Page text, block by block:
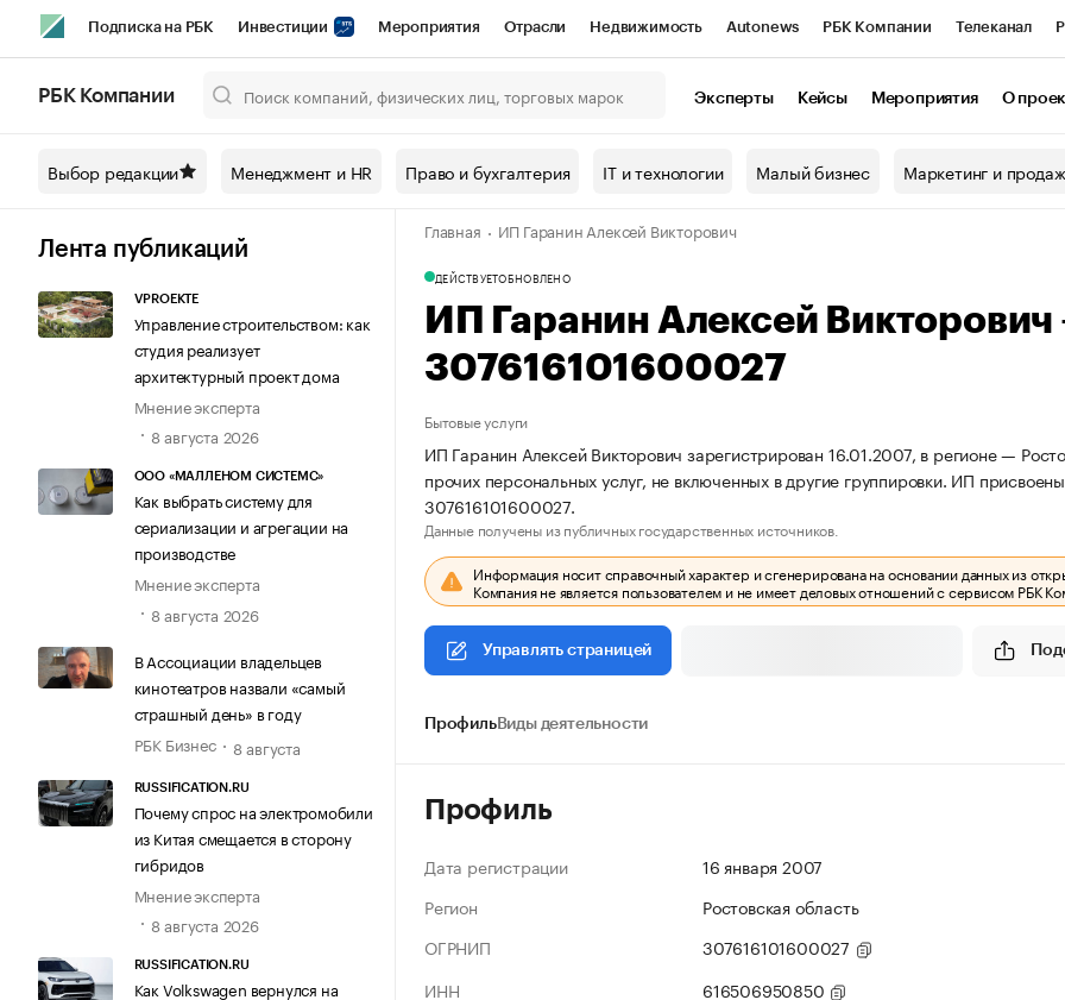
Подписка на РБК Инвестиции Мероприятия Отрасли Недвижимость Autonews РБК Компании Телеканал
Спецпроекты СПб Конференции СПб Спецпроекты Проверка контрагентов
Технологии и медиа Рынок наличной валюты
РБК Компании Эксперты Кейсы Мероприятия О
Выбор редакции Менеджмент и HR Право и бухгалтерия IT и технологии Малый бизнес Маркетинг и
Лента публикаций
VPROEKTE
Управление строительством: как
студия реализует
архитектурный проект дома
Мнение эксперта
8 августа 2026
ООО «МАЛЛЕНОМ СИСТЕМС»
Как выбрать систему для
сериализации и агрегации на
производстве
Мнение эксперта
8 августа 2026
В Ассоциации владельцев
кинотеатров назвали «самый
страшный день» в году
РБК Бизнес
8 августа
RUSSIFICATION.RU
Почему спрос на электромобили
из Китая смещается в сторону
гибридов
Мнение эксперта
8 августа 2026
RUSSIFICATION.RU
Как Volkswagen вернулся на
Главная ИП Гаранин Алексей Викторович
ДЕЙСТВУЕТОБНОВЛЕНО
ИП Гаранин Алексей
307616101600027
Бытовые услуги
ИП Гаранин Алексей Викторович зарегистрирован 16.01.2007, в регионе —
прочих персональных услуг, не включенных в другие группировки. ИП
307616101600027.
Данные получены из публичных государственных источников.
Информация носит справочный характер и сгенерирована на основании данных из
Компания не является пользователем и не имеет деловых отношений с сервисом РБК
Управлять страницей
ПрофильВиды деятельности
Профиль
Дата регистрации
16 января 2007
Регион
Ростовская область
ОГРНИП
307616101600027
ИНН
616506950850